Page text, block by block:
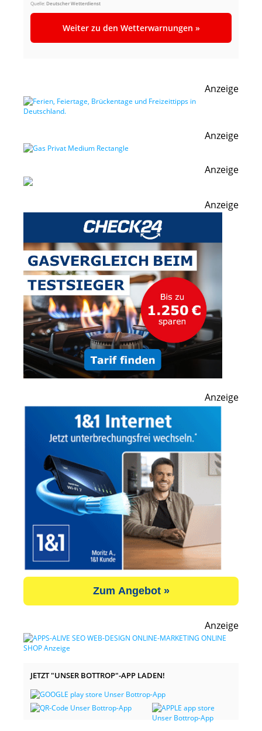
Quelle:Deutscher Wetterdienst
Weiter zu den Wetterwarnungen »
Anzeige
Anzeige
Anzeige
Anzeige
Anzeige
Zum Angebot »
Anzeige
JETZT "UNSER BOTTROP"-APP LADEN!